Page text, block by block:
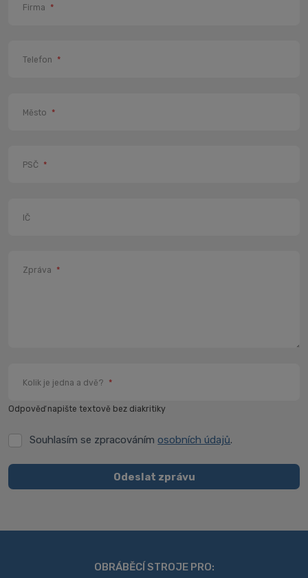
Firma *
Telefon *
Město *
PSČ *
IČ
Zpráva *
Kolik je jedna a dvě? *
Odpověď napište textově bez diakritiky
Souhlasím
zpracováním
osobních
Souhlasím se zpracovánímosobních údajů.
Odeslat zprávu
OBRÁBĚCÍ STROJE PRO: